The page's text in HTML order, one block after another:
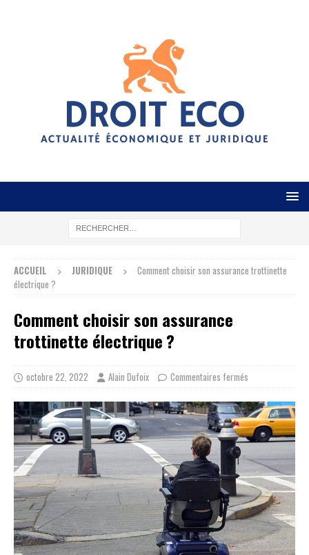
ACCUEIL JURIDIQUE
Comment choisir son assurance trottinette
électrique ?
Comment choisir son assurance
trottinette électrique ?
octobre 22, 2022 Alain Dufoix Commentaires fermés